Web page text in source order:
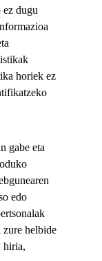
ez dugu
horiek ez
gabe eta
edo
zure helbide
hiria,